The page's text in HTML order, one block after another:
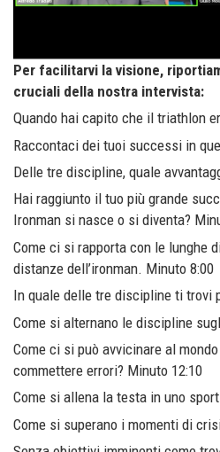
Per facilitarvi la visione,
cruciali della nostra intervista:
Quando hai capito che il triathlon
Raccontaci dei tuoi successi in
Delle tre discipline, quale
Hai raggiunto il tuo più grande
Ironman si nasce o si diventa?
Come ci si rapporta con le lunghe
distanze dell’ironman. Minuto 8:00
In quale delle tre discipline ti trovi
Come si alternano le discipline
Come ci si può avvicinare al
commettere errori? Minuto 12:10
Come si allena la testa in uno
Come si superano i momenti di